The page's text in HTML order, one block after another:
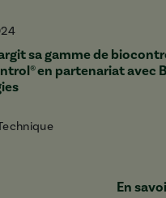
sa gamme de
en partenariat avec
En